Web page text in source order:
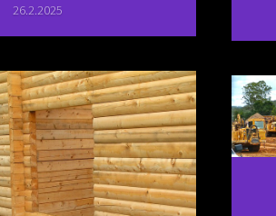
26.2.2025